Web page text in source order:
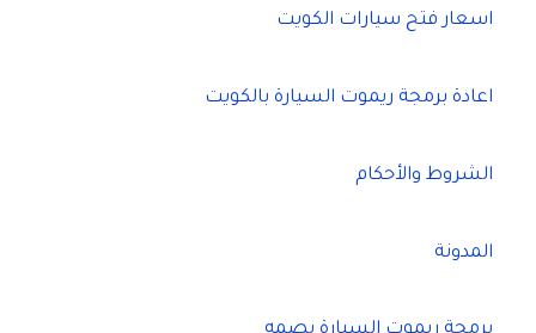
اسعار فتح سيارات الكويت
اعادة برمجة ريموت السيارة بالكويت
الشروط والأحكام
المدونة